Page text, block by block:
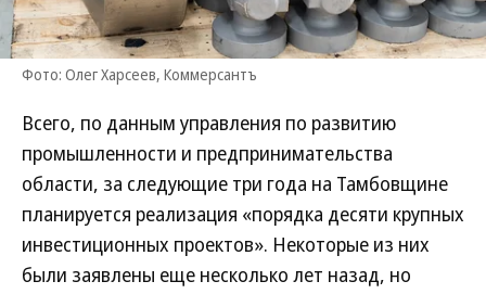
Фото: Олег Харсеев, Коммерсантъ
Всего, по данным управления по развитию
промышленности и предпринимательства
области, за следующие три года на Тамбовщине
планируется реализация «порядка десяти крупных
инвестиционных проектов». Некоторые из них
были заявлены еще несколько лет назад, но